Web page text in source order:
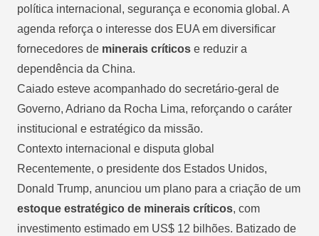
política internacional, segurança e economia global. A
agenda reforça o interesse dos EUA em diversificar
fornecedores de minerais críticos e reduzir a
dependência da China.
Caiado esteve acompanhado do secretário-geral de
Governo, Adriano da Rocha Lima, reforçando o caráter
institucional e estratégico da missão.
Contexto internacional e disputa global
Recentemente, o presidente dos Estados Unidos,
Donald Trump, anunciou um plano para a criação de um
estoque estratégico de minerais críticos, com
investimento estimado em US$ 12 bilhões. Batizado de